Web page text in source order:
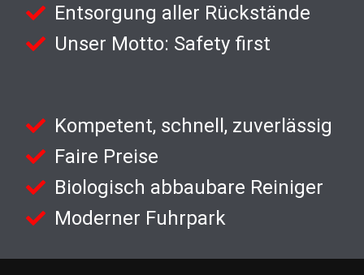
Entsorgung aller Rückstände
Unser Motto: Safety first
Kompetent, schnell, zuverlässig
Faire Preise
Biologisch abbaubare Reiniger
Moderner Fuhrpark